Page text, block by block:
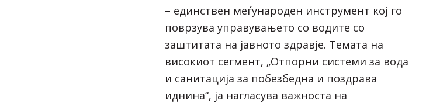
– единствен меѓународен инструмент кој го
поврзува управувањето со водите со
заштитата на јавното здравје. Темата на
високиот сегмент, „Отпорни системи за вода
и санитација за побезбедна и поздрава
иднина“, ја нагласува важноста на